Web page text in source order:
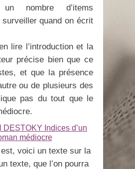
nombre d’items
quand on écrit
lire l’introduction et la
précise bien que ce
et que la présence
ou de plusieurs des
pas du tout que le
DESTOKY Indices d’un
médiocre
est, voici un texte sur la
texte, que l’on pourra